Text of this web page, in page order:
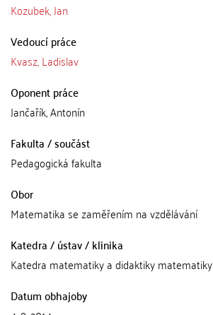
Kozubek, Jan
Vedoucí práce
Kvasz, Ladislav
Oponent práce
Jančařík, Antonín
Fakulta / součást
Pedagogická fakulta
Obor
Matematika se zaměřením na vzdělávání
Katedra / ústav / klinika
Katedra matematiky a didaktiky matematiky
Datum obhajoby